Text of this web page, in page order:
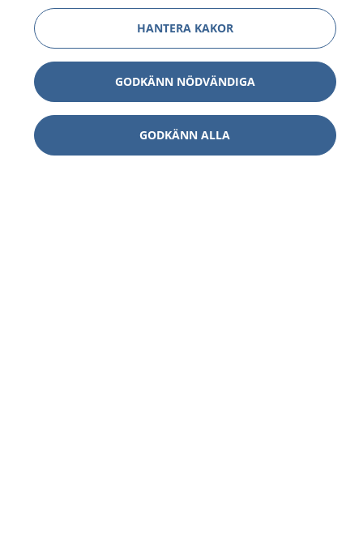
1177 tryggt om din hälsa och vård
På 1177.se får du råd om hälsa och information om
sjukdomar och vilka mottagningar du kan kontakta.
Logga in för att läsa din journal och göra dina
vårdärenden. Ring telefonnummer 1177 för
sjukvårdsrådgivning dygnet runt.
HANTERA KAKOR
GODKÄNN NÖDVÄNDIGA
GODKÄNN ALLA